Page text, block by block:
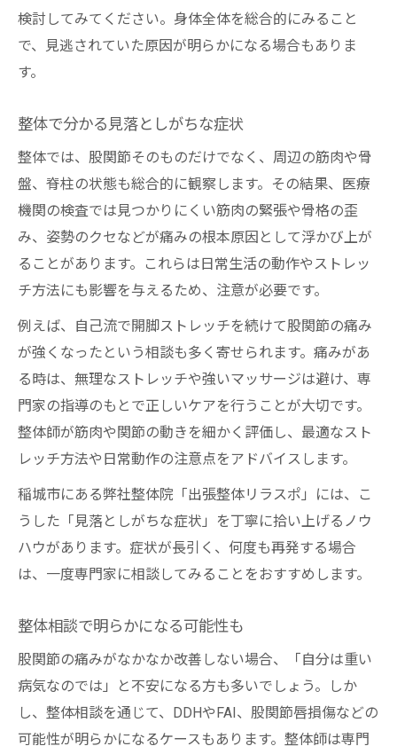
検討してみてください。身体全体を総合的にみること
で、見逃されていた原因が明らかになる場合もありま
す。
整体で分かる見落としがちな症状
整体では、股関節そのものだけでなく、周辺の筋肉や骨
盤、脊柱の状態も総合的に観察します。その結果、医療
機関の検査では見つかりにくい筋肉の緊張や骨格の歪
み、姿勢のクセなどが痛みの根本原因として浮かび上が
ることがあります。これらは日常生活の動作やストレッ
チ方法にも影響を与えるため、注意が必要です。
例えば、自己流で開脚ストレッチを続けて股関節の痛み
が強くなったという相談も多く寄せられます。痛みがあ
る時は、無理なストレッチや強いマッサージは避け、専
門家の指導のもとで正しいケアを行うことが大切です。
整体師が筋肉や関節の動きを細かく評価し、最適なスト
レッチ方法や日常動作の注意点をアドバイスします。
稲城市にある弊社整体院「出張整体リラスポ」には、こ
うした「見落としがちな症状」を丁寧に拾い上げるノウ
ハウがあります。症状が長引く、何度も再発する場合
は、一度専門家に相談してみることをおすすめします。
整体相談で明らかになる可能性も
股関節の痛みがなかなか改善しない場合、「自分は重い
病気なのでは」と不安になる方も多いでしょう。しか
し、整体相談を通じて、DDHやFAI、股関節唇損傷などの
可能性が明らかになるケースもあります。整体師は専門